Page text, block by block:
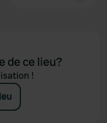
de ce lieu?
!